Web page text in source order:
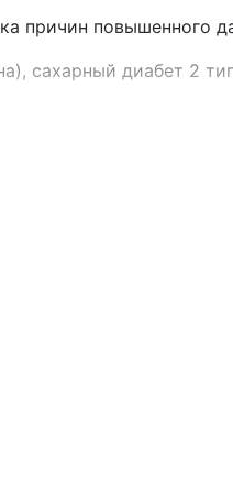
причин повышенного
сахарный диабет 2